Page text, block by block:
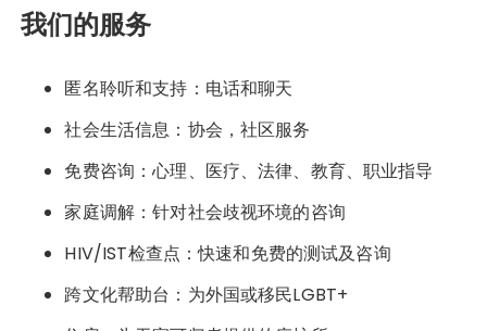
我们的服务
匿名聆听和支持：电话和聊天
社会生活信息：协会，社区服务
免费咨询：心理、医疗、法律、教育、职业指导
家庭调解：针对社会歧视环境的咨询
HIV/IST检查点：快速和免费的测试及咨询
跨文化帮助台：为外国或移民LGBT+